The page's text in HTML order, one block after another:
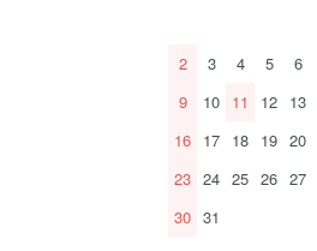
2
3 4 5 6
9
10 11 12 13
16 17 18 19 20
23 24 25 26 27
30 31